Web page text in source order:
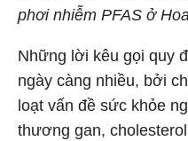
phơi nhiễm PFAS ở
Những lời kêu gọi quy
ngày càng nhiều, bởi
loạt vấn đề sức khỏe
thương gan,